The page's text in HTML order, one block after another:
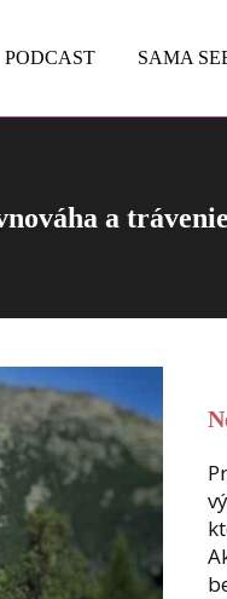
PODCAST SAMA
a trávenie